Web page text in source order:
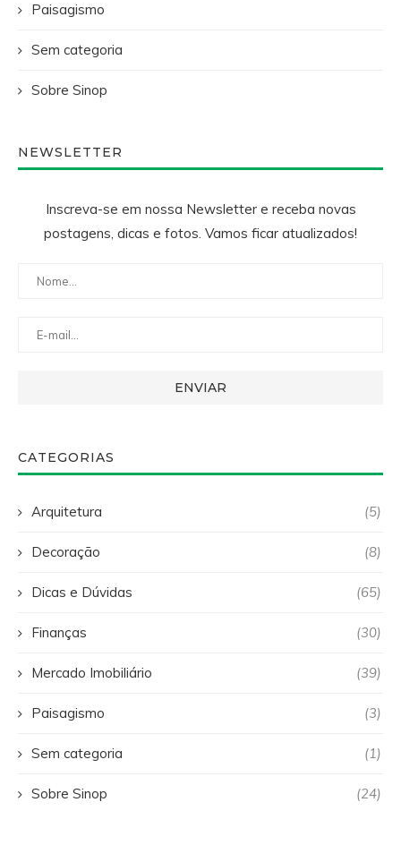
Paisagismo
Sem categoria
Sobre Sinop
NEWSLETTER
Inscreva-se em nossa Newsletter e receba novas
postagens, dicas e fotos. Vamos ficar atualizados!
CATEGORIAS
Arquitetura (5)
Decoração (8)
Dicas e Dúvidas (65)
Finanças (30)
Mercado Imobiliário (39)
Paisagismo (3)
Sem categoria (1)
Sobre Sinop (24)